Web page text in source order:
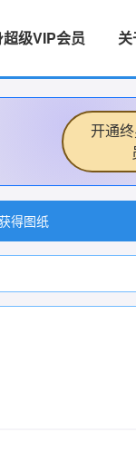
级VIP会员
开通
得图纸